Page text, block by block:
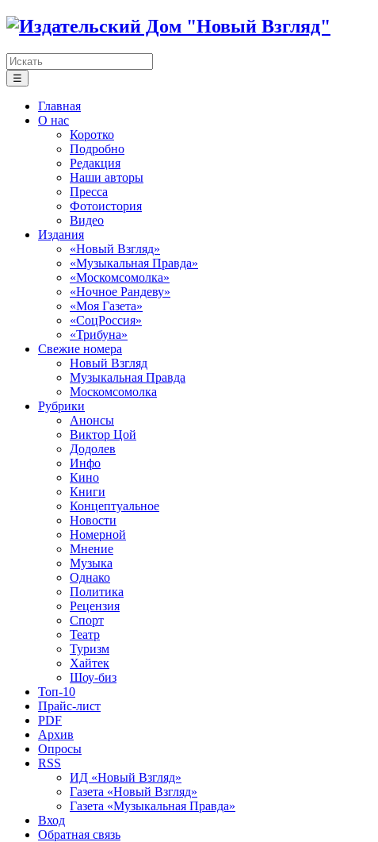
☰
Главная
О нас
Коротко
Подробно
Редакция
Наши авторы
Пресса
Фотоистория
Видео
Издания
«Новый Взгляд»
«Музыкальная Правда»
«Москомсомолка»
«Ночное Рандеву»
«Моя Газета»
«СоцРоссия»
«Трибуна»
Свежие номера
Новый Взгляд
Музыкальная Правда
Москомсомолка
Рубрики
Анонсы
Виктор Цой
Додолев
Инфо
Кино
Книги
Концептуальное
Новости
Номерной
Мнение
Музыка
Однако
Политика
Рецензия
Спорт
Театр
Туризм
Хайтек
Шоу-биз
Топ-10
Прайс-лист
PDF
Архив
Опросы
RSS
ИД «Новый Взгляд»
Газета «Новый Взгляд»
Газета «Музыкальная Правда»
Вход
Обратная связь